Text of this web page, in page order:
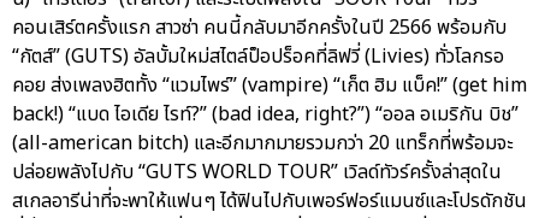
คอนเสิร์ตครั้งแรก สาวซ่า คนนี้กลับมาอีกครั้งในปี 2566 พร้อมกับ
“กัตส์” (GUTS) อัลบั้มใหม่สไตล์ป็อปร็อคที่ลิฟวี่ (Livies) ทั่วโลกรอ
คอย ส่งเพลงฮิตทั้ง “แวมไพร์” (vampire) “เก็ต ฮิม แบ็ค!” (get him
back!) “แบด ไอเดีย ไรท์?” (bad idea, right?”) “ออล อเมริกัน บิช”
(all-american bitch) และอีกมากมายรวมกว่า 20 แทร็กที่พร้อมจะ
ปล่อยพลังไปกับ “GUTS WORLD TOUR” เวิลด์ทัวร์ครั้งล่าสุดใน
สเกลอารีน่าที่จะพาให้แฟนๆ ได้ฟินไปกับเพอร์ฟอร์แมนซ์และโปรดักชัน